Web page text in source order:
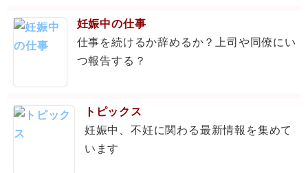
妊娠中の仕事
仕事を続けるか辞めるか？上司や同僚にい
つ報告する？
トピックス
妊娠中、不妊に関わる最新情報を集めて
います